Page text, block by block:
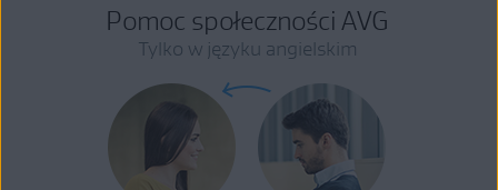
Pomoc społeczności AVG
Tylko w języku angielskim